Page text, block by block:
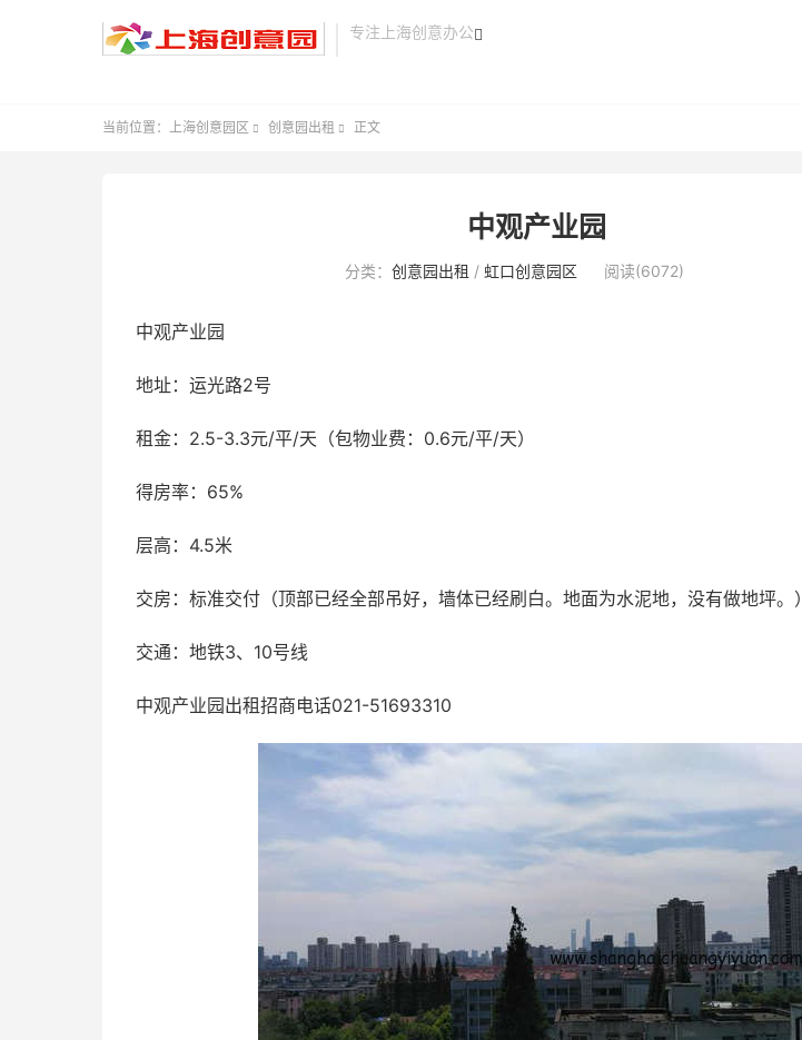
专注上海创意办公 
当前位置： 上海创意园区  创意园出租  正文
中观产业园
分类： 创意园出租 / 虹口创意园区 阅读(6072)
中观产业园
地址：运光路2号
租金：2.5-3.3元/平/天（包物业费：0.6元/平/天）
得房率：65%
层高：4.5米
交房：标准交付（顶部已经全部吊好，墙体已经刷白。地面为水泥地，没有做地坪。）
交通：地铁3、10号线
中观产业园出租招商电话021-51693310